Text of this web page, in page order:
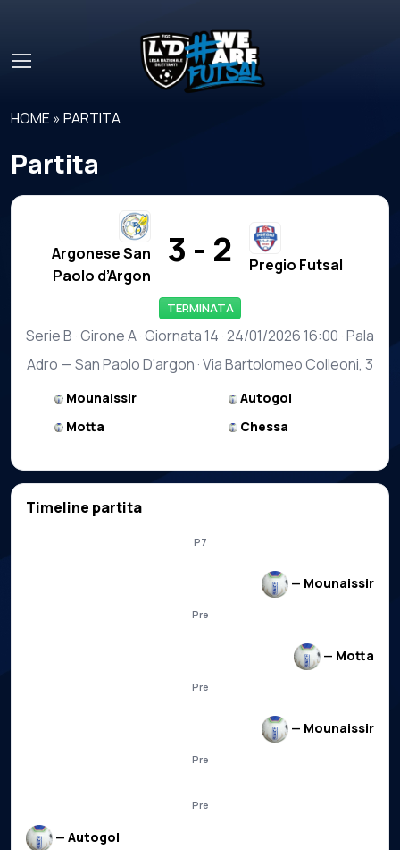
HOME »PARTITA
Partita
Argonese San
Paolo d’Argon
3 - 2 Pregio Futsal
TERMINATA
Serie B · Girone A · Giornata 14 · 24/01/2026 16:00 · Pala
Adro — San Paolo D'argon · Via Bartolomeo Colleoni, 3
Mounaissir
Motta
Autogol
Chessa
Timeline partita
P7
— Mounaissir
Pre
— Motta
Pre
— Mounaissir
Pre
Pre
— Autogol